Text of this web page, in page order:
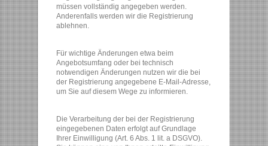
müssen vollständig angegeben werden.
Anderenfalls werden wir die Registrierung
ablehnen.
Für wichtige Änderungen etwa beim
Angebotsumfang oder bei technisch
notwendigen Änderungen nutzen wir die bei
der Registrierung angegebene E-Mail-Adresse,
um Sie auf diesem Wege zu informieren.
Die Verarbeitung der bei der Registrierung
eingegebenen Daten erfolgt auf Grundlage
Ihrer Einwilligung (Art. 6 Abs. 1 lit. a DSGVO).